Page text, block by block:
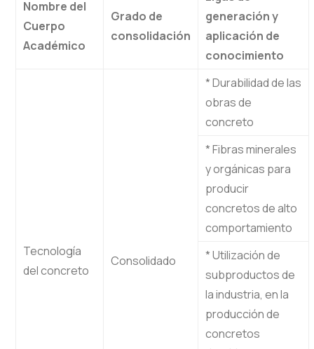
Nombre del
Cuerpo
Académico
Grado de
consolidación
generación y
aplicación de
conocimiento
Tecnología
del concreto
Consolidado
* Durabilidad de las
obras de
concreto
* Fibras minerales
y orgánicas para
producir
concretos de alto
comportamiento
* Utilización de
subproductos de
la industria, en la
producción de
concretos